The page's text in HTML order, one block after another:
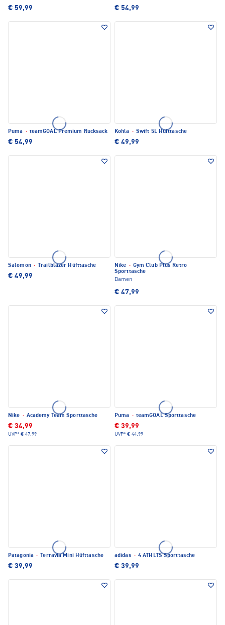
€ 59,99 € 54,99
Puma · teamGOAL Premium Rucksack
€ 54,99
Kohla · Swift 5L Hüfttasche
€ 49,99
Salomon · Trailblazer Hüfttasche
€ 49,99
Nike · Gym Club Plus Retro
Sporttasche
Damen
€ 47,99
Nike · Academy Team Sporttasche
€ 34,99
UVP* € 47,99
Puma · teamGOAL Sporttasche
€ 39,99
UVP* € 44,99
Patagonia · Terravia Mini Hüfttasche
€ 39,99
adidas · 4 ATHLTS Sporttasche
€ 39,99